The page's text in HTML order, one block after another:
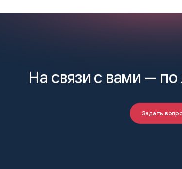
На связи с вами —
Задать